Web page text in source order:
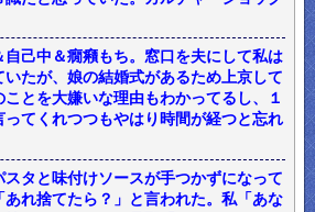
自己中＆癇癪もち。窓口を夫にして私は
いたが、娘の結婚式があるため上京して
ことを大嫌いな理由もわかってるし、１
ってくれつつもやはり時間が経つと忘れ
タと味付けソースが手つかずになって
れ捨てたら？」と言われた。私「あな